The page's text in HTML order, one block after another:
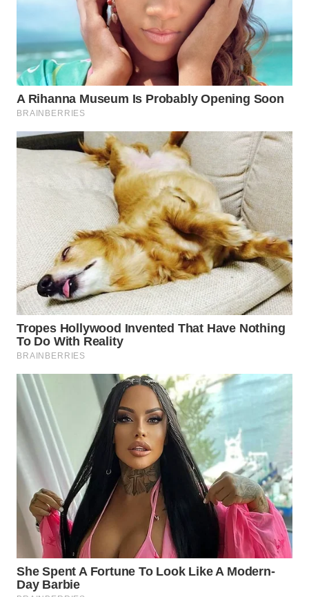
WN
LIKUPANG
WN
LABUANBAJO
Wahana
Group
WAHANA
NEWS
WAHANA
TANI
ADVOKAT
WAHANA
INFRASTRUKTUR
WAHANA
KONSUMEN
WAHANA
LISTRIK
WAHANA
TRAVEL